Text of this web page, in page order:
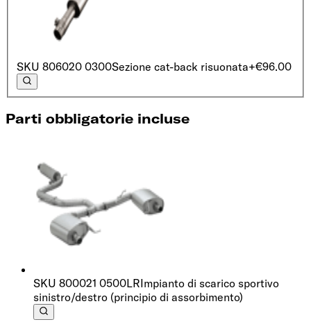
SKU 806020 0300Sezione cat-back risuonata+€96.00
Parti obbligatorie incluse
SKU 800021 0500LRImpianto di scarico sportivo
sinistro/destro (principio di assorbimento)